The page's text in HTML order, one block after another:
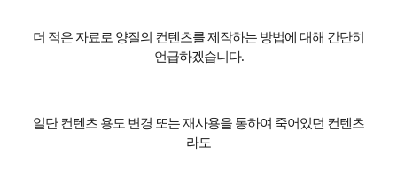
더 적은 자료로 양질의 컨텐츠를 제작하는 방법에 대해 간단히
언급하겠습니다.
일단 컨텐츠 용도 변경 또는 재사용을 통하여 죽어있던 컨텐츠
라도